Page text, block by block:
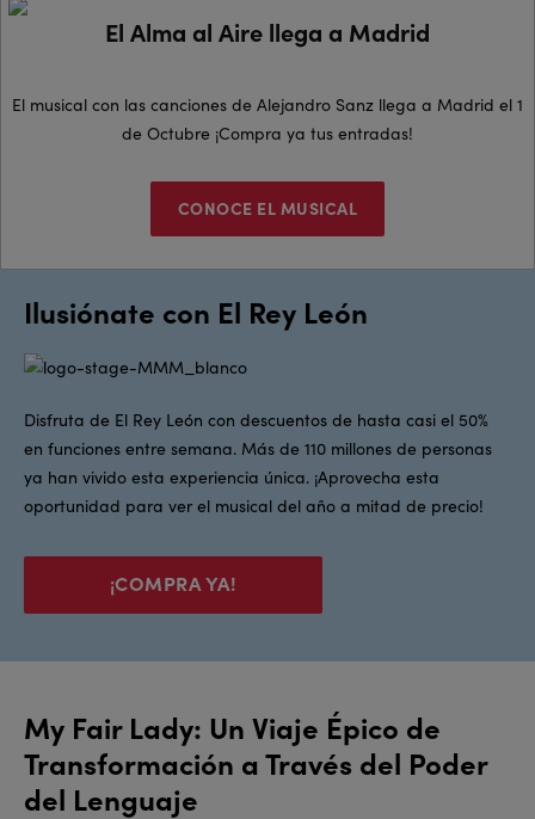
El Alma al Aire llega a Madrid
El musical con las canciones de Alejandro Sanz llega a Madrid el 1
de Octubre ¡Compra ya tus entradas!
CONOCE EL MUSICAL
Disfruta de El Rey León con descuentos de hasta casi el 50%
en funciones entre semana. Más de 110 millones de personas
ya han vivido esta experiencia única. ¡Aprovecha esta
oportunidad para ver el musical del año a mitad de precio!
¡COMPRA YA!
Ilusiónate con El Rey León
My Fair Lady: Un Viaje Épico de
Transformación a Través del Poder
del Lenguaje